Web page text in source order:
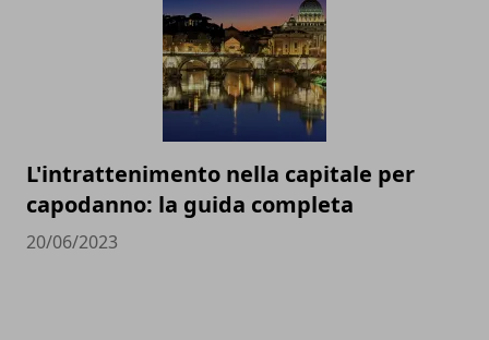
L'intrattenimento nella capitale per
capodanno: la guida completa
20/06/2023